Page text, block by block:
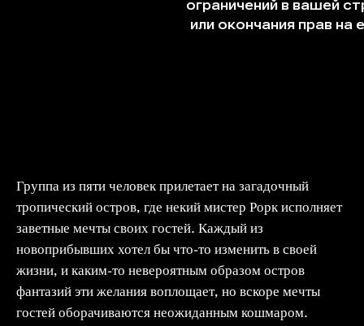
Группа из пяти человек прилетает на загадочный
тропический остров, где некий мистер Рорк исполняет
заветные мечты своих гостей. Каждый из
новоприбывших хотел бы что-то изменить в своей
жизни, и каким-то невероятным образом остров
фантазий эти желания воплощает, но вскоре мечты
гостей оборачиваются неожиданным кошмаром.